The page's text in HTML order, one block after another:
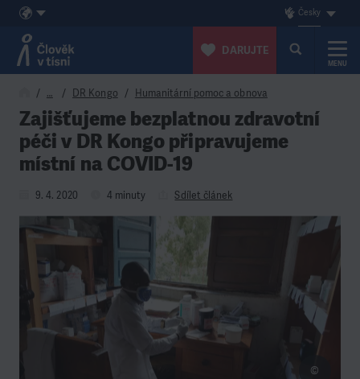
Přeskočit na obsah
Česky
DARUJTE
MENU
… DR Kongo Humanitární pomoc a obnova
Zajišťujeme bezplatnou zdravotní
péči v DR Kongo připravujeme
místní na COVID-19
9. 4. 2020 4 minuty Sdílet článek
©